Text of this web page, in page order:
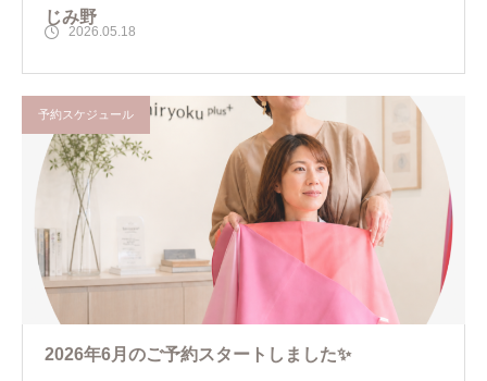
じみ野
2026.05.18
予約スケジュール
2026年6月のご予約スタートしました✨